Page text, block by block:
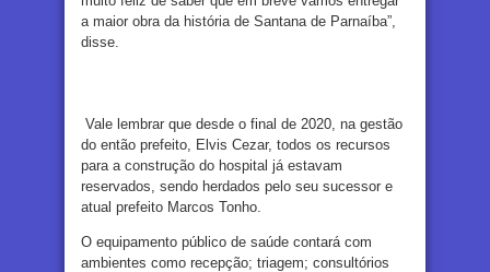
a maior obra da história de Santana de Parnaíba”,
disse.
Vale lembrar que desde o final de 2020, na gestão
do então prefeito, Elvis Cezar, todos os recursos
para a construção do hospital já estavam
reservados, sendo herdados pelo seu sucessor e
atual prefeito Marcos Tonho.
O equipamento público de saúde contará com
ambientes como recepção; triagem; consultórios